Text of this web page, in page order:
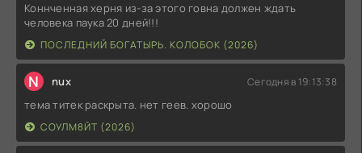
Коннченная херня из-за этого говна должен ждать
человека паука 20 дней!!!
ПОСЛЕДНИЙ БОГАТЫРЬ. КОЛОБОК (2026)
N nux Сегодня в 19:13:38
тема титек раскрыта. нет геев. хорошо
СОУЛМ8ЙТ (2026)